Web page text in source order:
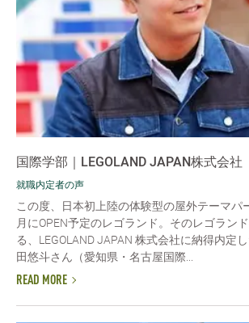
国際学部｜LEGOLAND JAPAN株式会社
就職内定者の声
この度、日本初上陸の体験型の屋外テーマパ
月にOPEN予定のレゴランド。そのレゴラン
る、LEGOLAND JAPAN 株式会社に納得内定
田悠斗さん（愛知県・名古屋国際...
READ MORE